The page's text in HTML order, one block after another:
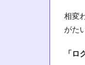
相変
がた
「